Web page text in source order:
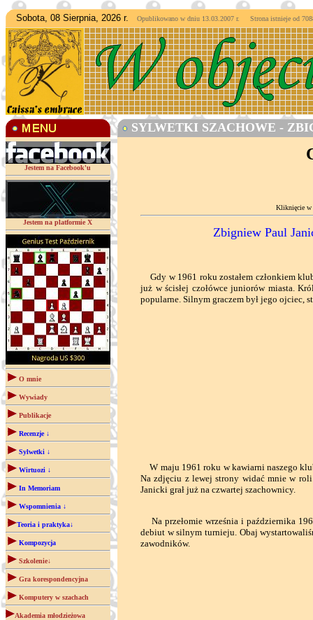
Sobota, 08 Sierpnia, 2026 r. Opublikowano w dniu 13.03.2007 r. Strona istnieje od
Jestem na Facebook'u
Jestem na platformie X
O mnie
Wywiady
Publikacje
Recenzje ↓
Sylwetki ↓
Wirtuozi ↓
In Memoriam
Wspomnienia ↓
Teoria i praktyka↓
Kompozycja
Szkolenie↓
Gra korespondencyjna
Komputery w szachach
Akademia młodzieżowa
SYLWETKI SZACHOWE -
Kliknięcie w
Zbigniew Paul
Gdy w 1961 roku zostałem członkiem
już w ścisłej czołówce juniorów miasta.
popularne. Silnym graczem był jego ojciec,
W maju 1961 roku w kawiarni naszego
Na zdjęciu z lewej strony widać mnie w
Janicki grał już na czwartej szachownicy.
Na przełomie września i października
debiut w silnym turnieju. Obaj
zawodników.